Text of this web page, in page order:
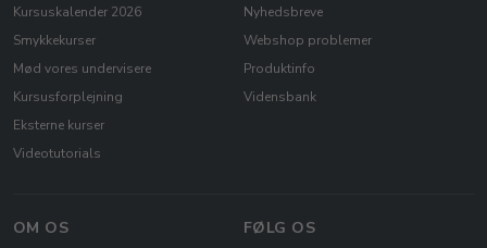
Kursuskalender 2026
Smykkekurser
Mød vores undervisere
Kursusforplejning
Eksterne kurser
Videotutorials
Nyhedsbreve
Webshop problemer
Produktinfo
Vidensbank
OM OS FØLG OS